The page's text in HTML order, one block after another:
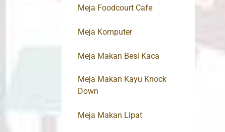
Meja Foodcourt Cafe
Meja Komputer
Meja Makan Besi Kaca
Meja Makan Kayu Knock
Down
Meja Makan Lipat